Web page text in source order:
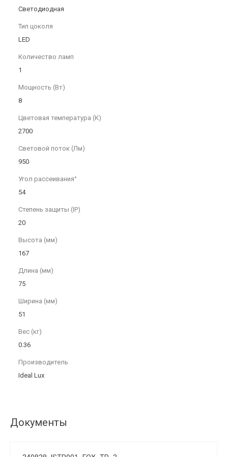
Светодиодная
Тип цоколя
LED
Количество ламп
1
Мощность (Вт)
8
Цветовая температура (К)
2700
Световой поток (Лм)
950
Угол рассеивания°
54
Степень защиты (IP)
20
Высота (мм)
167
Длина (мм)
75
Ширина (мм)
51
Вес (кг)
0.36
Производитель
Ideal Lux
Документы